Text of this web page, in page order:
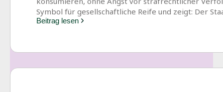
Symbol für gesellschaftliche Reife und zeigt: Der
Beitrag lesen